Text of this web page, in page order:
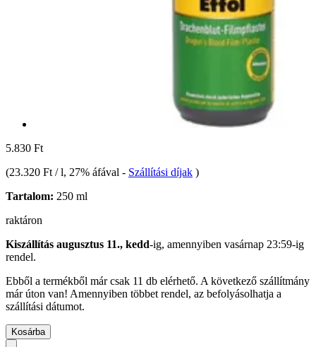
5.830 Ft
(23.320 Ft / l, 27% áfával - Szállítási díjak )
Tartalom: 250 ml
raktáron
Kiszállítás augusztus 11., kedd-ig, amennyiben vasárnap 23:59-ig
rendel.
Ebből a termékből már csak 11 db elérhető. A következő szállítmány
már úton van! Amennyiben többet rendel, az befolyásolhatja a
szállítási dátumot.
Kosárba